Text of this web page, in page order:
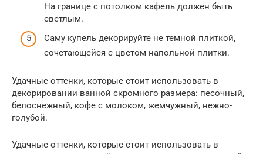
На границе с потолком кафель должен быть
светлым.
Саму купель декорируйте не темной плиткой,
сочетающейся с цветом напольной плитки.
Удачные оттенки, которые стоит использовать в
декорировании ванной скромного размера: песочный,
белоснежный, кофе с молоком, жемчужный, нежно-
голубой.
Удачные оттенки, которые стоит использовать в